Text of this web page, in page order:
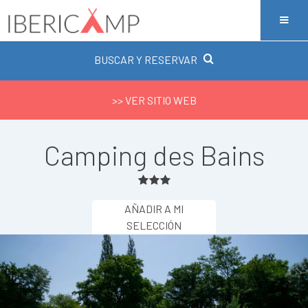
BUSCAR Y RESERVAR
>> VER SITIO WEB
Camping des Bains
AÑADIR A MI
SELECCIÓN